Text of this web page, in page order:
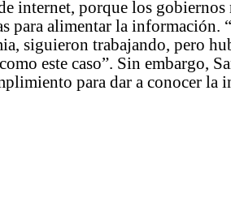
internet, porque los gobiernos
para alimentar la información.
siguieron trabajando, pero
este caso”. Sin embargo,
para dar a conocer la